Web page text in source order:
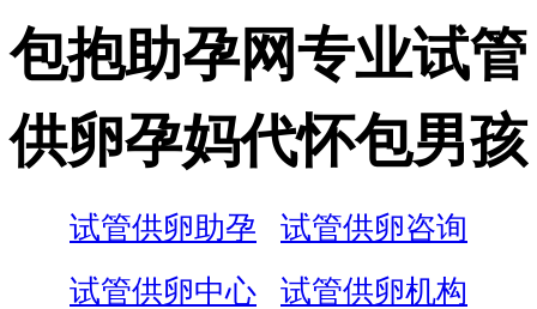
包抱助孕网专业试管
供卵孕妈代怀包男孩
试管供卵助孕
试管供卵咨询
试管供卵中心
试管供卵机构